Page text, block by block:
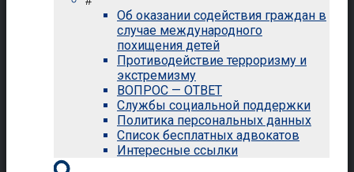
Об оказании содействия граждан в
случае международного
похищения детей
Противодействие терроризму и
экстремизму
ВОПРОС — ОТВЕТ
Службы социальной поддержки
Политика персональных данных
Список бесплатных адвокатов
Интересные ссылки